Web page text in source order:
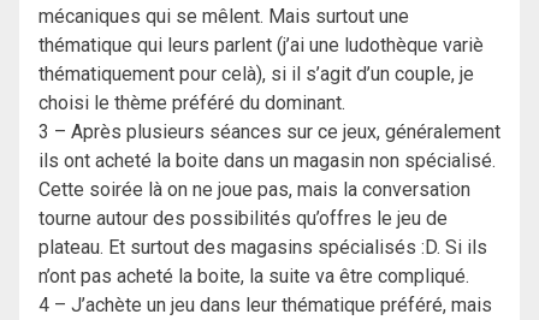
mécaniques qui se mêlent. Mais surtout une
thématique qui leurs parlent (j’ai une ludothèque variè
thématiquement pour celà), si il s’agit d’un couple, je
choisi le thème préféré du dominant.
3 – Après plusieurs séances sur ce jeux, généralement
ils ont acheté la boite dans un magasin non spécialisé.
Cette soirée là on ne joue pas, mais la conversation
tourne autour des possibilités qu’offres le jeu de
plateau. Et surtout des magasins spécialisés :D. Si ils
n’ont pas acheté la boite, la suite va être compliqué.
4 – J’achète un jeu dans leur thématique préféré, mais